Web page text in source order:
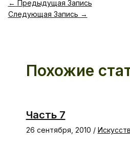
← Предыдущая Запись
Следующая Запись →
Похожие
Часть 7
26 сентября, 2010 /